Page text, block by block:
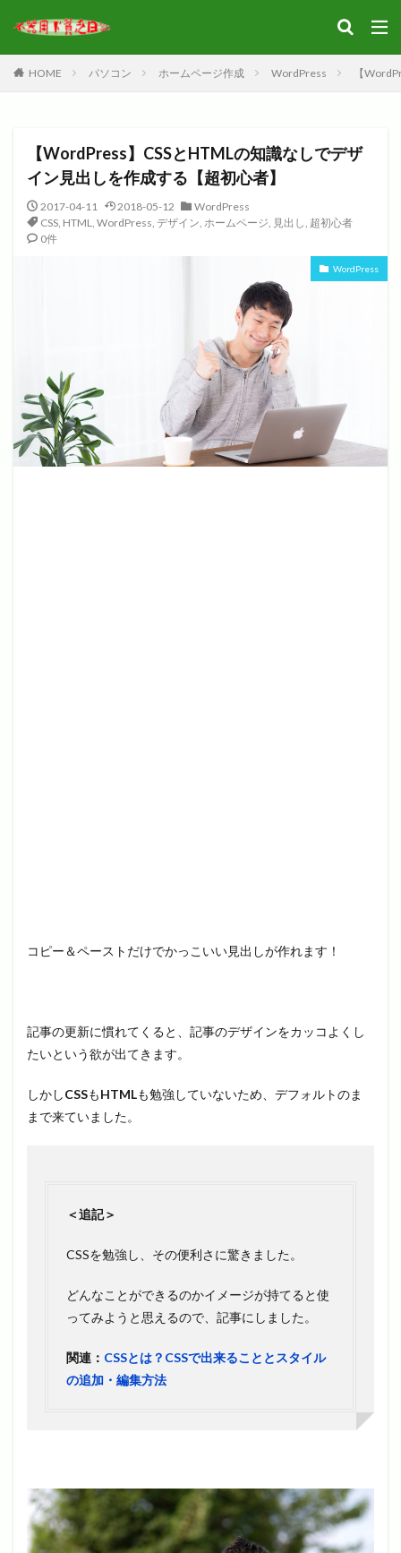
HOME パソコン ホームページ作成 WordPress 【
【WordPress】CSSとHTMLの知識なしでデザ
イン見出しを作成する【超初心者】
2017-04-11 2018-05-12
WordPress
CSS, HTML, WordPress, デザイン, ホームページ, 見出し, 超初心者
0件
WordPress
コピー＆ペーストだけでかっこいい見出しが作れます！
記事の更新に慣れてくると、記事のデザインをカッコよくし
たいという欲が出てきます。
しかしCSSもHTMLも勉強していないため、デフォルトのま
まで来ていました。
＜追記＞
CSSを勉強し、その便利さに驚きました。
どんなことができるのかイメージが持てると使
ってみようと思えるので、記事にしました。
関連： CSSとは？CSSで出来ることとスタイル
の追加・編集方法